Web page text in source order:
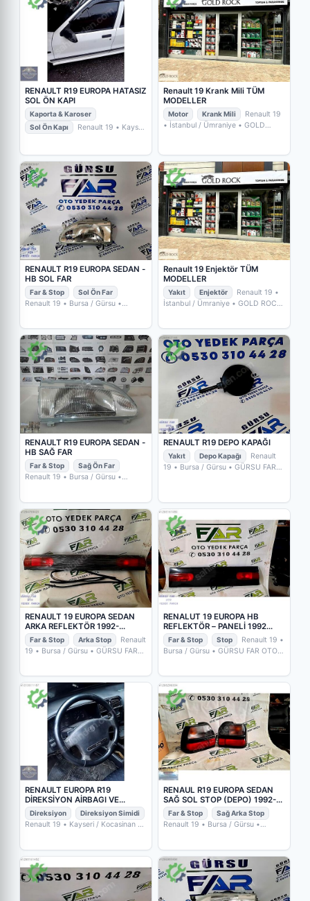
RENAULT R19 EUROPA HATASIZ
SOL ÖN KAPI
Kaporta & Karoser
Sol Ön Kapı
Renault 19 • Kayseri
Renault 19 Krank Mili TÜM
MODELLER
Motor Krank Mili
Renault 19
• İstanbul / Ümraniye • GOLD
RENAULT R19 EUROPA SEDAN -
HB SOL FAR
Far & Stop Sol Ön Far
Renault 19 • Bursa / Gürsu •
Renault 19 Enjektör TÜM
MODELLER
Yakıt Enjektör Renault 19 •
İstanbul / Ümraniye • GOLD ROCK
RENAULT R19 EUROPA SEDAN -
HB SAĞ FAR
Far & Stop Sağ Ön Far
Renault 19 • Bursa / Gürsu •
RENAULT R19 DEPO KAPAĞI
Yakıt Depo Kapağı
Renault
19 • Bursa / Gürsu • GÜRSU FAR
RENAULT 19 EUROPA SEDAN
ARKA REFLEKTÖR 1992-
SONRASI
Far & Stop Arka Stop
Renault
19 • Bursa / Gürsu • GÜRSU FAR
RENALUT 19 EUROPA HB
REFLEKTÖR – PANELİ 1992
İTHAL
Far & Stop Stop Renault 19 •
Bursa / Gürsu • GÜRSU FAR OTO
RENAULT EUROPA R19
DİREKSİYON AİRBAGI VE
DİREKSİYON SİMİDİ
Direksiyon Direksiyon Simidi
Renault 19 • Kayseri / Kocasinan •
RENAUL R19 EUROPA SEDAN
SAĞ SOL STOP (DEPO) 1992-
SONRASI
Far & Stop Sağ Arka Stop
Renault 19 • Bursa / Gürsu •